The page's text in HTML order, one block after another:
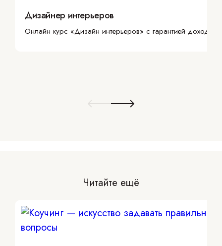
Дизайнер интерьеров
Онлайн курс «Дизайн интерьеров» с гарантией дохода
Читайте ещё